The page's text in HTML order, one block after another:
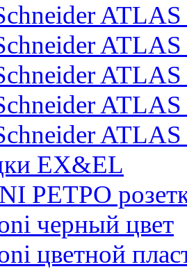
EX&EL
РЕТРО
черный цвет
цветной